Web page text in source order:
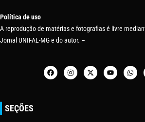
Política de uso
A reprodução de matérias e fotografias é livre
Jornal UNIFAL-MG e do autor. –
SEÇÕES